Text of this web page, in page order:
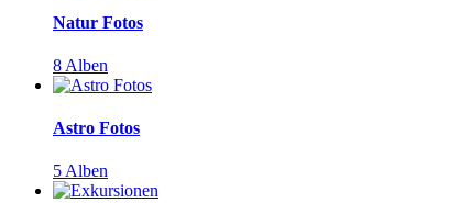
Natur Fotos
8 Alben
Astro Fotos
5 Alben